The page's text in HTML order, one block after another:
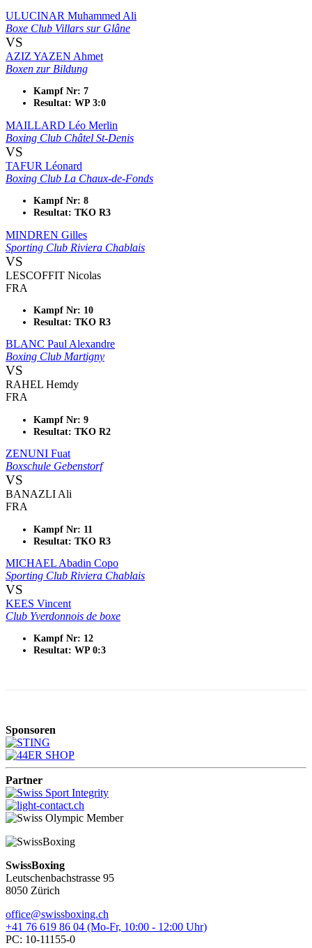
ULUCINAR Muhammed Ali
Boxe Club Villars sur Glâne
VS
AZIZ YAZEN Ahmet
Boxen zur Bildung
Kampf Nr: 7
Resultat: WP 3:0
MAILLARD Léo Merlin
Boxing Club Châtel St-Denis
VS
TAFUR Léonard
Boxing Club La Chaux-de-Fonds
Kampf Nr: 8
Resultat: TKO R3
MINDREN Gilles
Sporting Club Riviera Chablais
VS
LESCOFFIT Nicolas
FRA
Kampf Nr: 10
Resultat: TKO R3
BLANC Paul Alexandre
Boxing Club Martigny
VS
RAHEL Hemdy
FRA
Kampf Nr: 9
Resultat: TKO R2
ZENUNI Fuat
Boxschule Gebenstorf
VS
BANAZLI Ali
FRA
Kampf Nr: 11
Resultat: TKO R3
MICHAEL Abadin Copo
Sporting Club Riviera Chablais
VS
KEES Vincent
Club Yverdonnois de boxe
Kampf Nr: 12
Resultat: WP 0:3
Sponsoren
Partner
SwissBoxing
Leutschenbachstrasse 95
8050 Zürich
office@swissboxing.ch
+41 76 619 86 04 (Mo-Fr, 10:00 - 12:00 Uhr)
PC: 10-11155-0